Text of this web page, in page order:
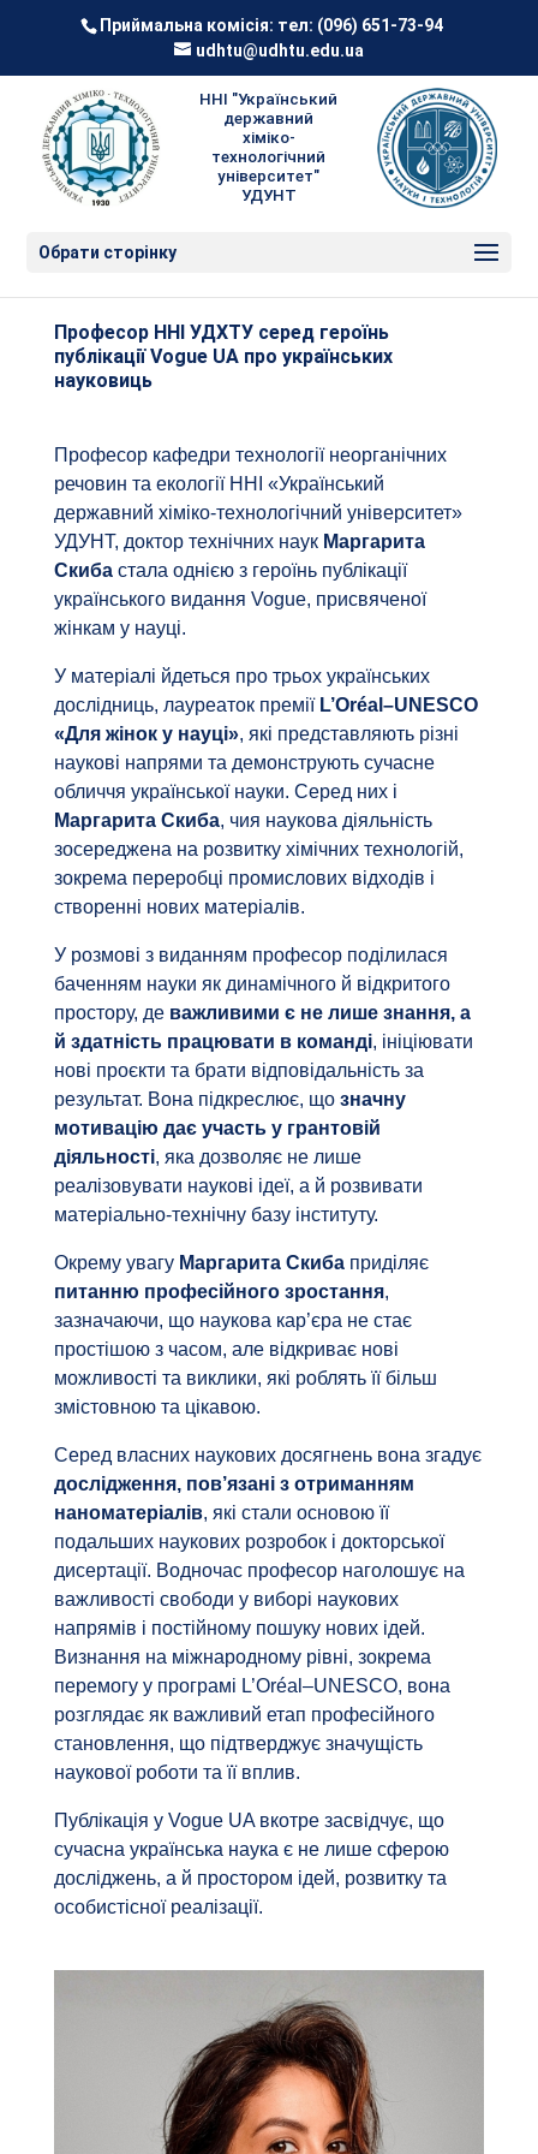
Приймальна комісія: тел: (096) 651-73-94
udhtu@udhtu.edu.ua
ННІ "Український
державний
хіміко-
технологічний
університет"
УДУНТ
Обрати сторінку
Професор ННІ УДХТУ серед героїнь
публікації Vogue UA про українських
науковиць
Професор кафедри технології неорганічних
речовин та екології ННІ «Український
державний хіміко-технологічний університет»
УДУНТ, доктор технічних наук Маргарита
Скибастала однією з героїнь публікації
українського видання Vogue, присвяченої
жінкам у науці.
У матеріалі йдеться про трьох українських
дослідниць, лауреаток премії L’Oréal–UNESCO
«Для жінок у науці», які представляють різні
наукові напрями та демонструють сучасне
обличчя української науки. Серед них і
Маргарита Скиба, чия наукова діяльність
зосереджена на розвитку хімічних технологій,
зокрема переробці промислових відходів і
створенні нових матеріалів.
У розмові з виданням професор поділилася
баченням науки як динамічного й відкритого
простору, де важливими є не лише знання, а
й здатність працювати в команді, ініціювати
нові проєкти та брати відповідальність за
результат. Вона підкреслює, що значну
мотивацію дає участь у грантовій
діяльності, яка дозволяє не лише
реалізовувати наукові ідеї, а й розвивати
матеріально-технічну базу інституту.
Окрему увагу Маргарита Скибаприділяє
питанню професійного зростання,
зазначаючи, що наукова кар’єра не стає
простішою з часом, але відкриває нові
можливості та виклики, які роблять її більш
змістовною та цікавою.
Серед власних наукових досягнень вона згадує
дослідження, пов’язані з отриманням
наноматеріалів, які стали основою її
подальших наукових розробок і докторської
дисертації. Водночас професор наголошує на
важливості свободи у виборі наукових
напрямів і постійному пошуку нових ідей.
Визнання на міжнародному рівні, зокрема
перемогу у програмі L’Oréal–UNESCO, вона
розглядає як важливий етап професійного
становлення, що підтверджує значущість
наукової роботи та її вплив.
Публікація у Vogue UA вкотре засвідчує, що
сучасна українська наука є не лише сферою
досліджень, а й простором ідей, розвитку та
особистісної реалізації.